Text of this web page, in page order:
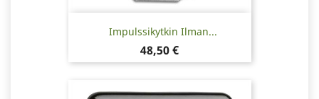
Impulssikytkin Ilman...
Hinta
48,50 €